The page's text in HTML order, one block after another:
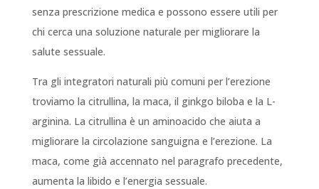
senza prescrizione medica e possono essere utili per
chi cerca una soluzione naturale per migliorare la
salute sessuale.
Tra gli integratori naturali più comuni per l’erezione
troviamo la citrullina, la maca, il ginkgo biloba e la L-
arginina. La citrullina è un aminoacido che aiuta a
migliorare la circolazione sanguigna e l’erezione. La
maca, come già accennato nel paragrafo precedente,
aumenta la libido e l’energia sessuale.